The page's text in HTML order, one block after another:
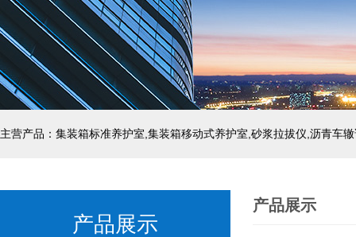
主营产品：集装箱标准养护室,集装箱移动式养护室,砂浆拉拔仪,沥青车
产品展示
产品展示